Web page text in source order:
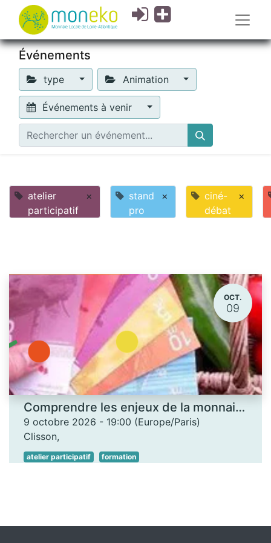
Événements
type Animation
Événements à venir
atelier
participatif
×
stand
pro
×
ciné-
débat
×
OCT.
09
Comprendre les enjeux de la monnaie locale - Les Ateliers des savoirs
9 octobre 2026 - 19:00 (Europe/Paris)
Clisson,
atelier participatif formation